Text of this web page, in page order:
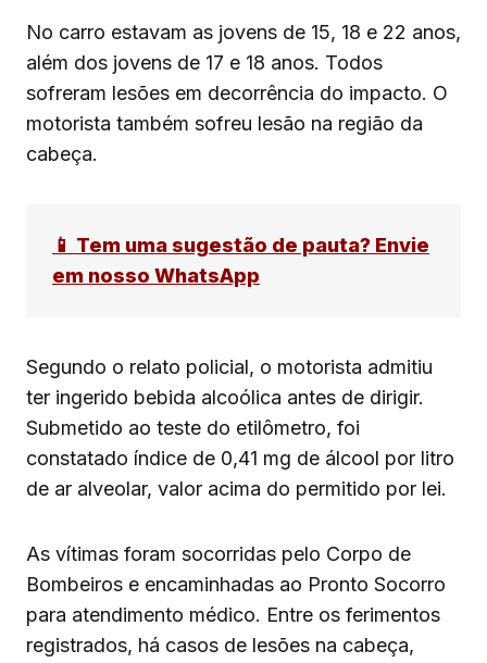
No carro estavam as jovens de 15, 18 e 22 anos,
além dos jovens de 17 e 18 anos. Todos
sofreram lesões em decorrência do impacto. O
motorista também sofreu lesão na região da
cabeça.
📱 Tem uma sugestão de pauta? Envie
em nosso WhatsApp
Segundo o relato policial, o motorista admitiu
ter ingerido bebida alcoólica antes de dirigir.
Submetido ao teste do etilômetro, foi
constatado índice de 0,41 mg de álcool por litro
de ar alveolar, valor acima do permitido por lei.
As vítimas foram socorridas pelo Corpo de
Bombeiros e encaminhadas ao Pronto Socorro
para atendimento médico. Entre os ferimentos
registrados, há casos de lesões na cabeça,